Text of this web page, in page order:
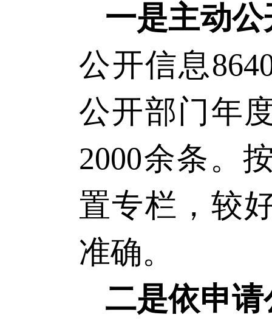
一是主动
公开信息
公开部门年
2000余条。
置专栏，较
准确。
二是依申